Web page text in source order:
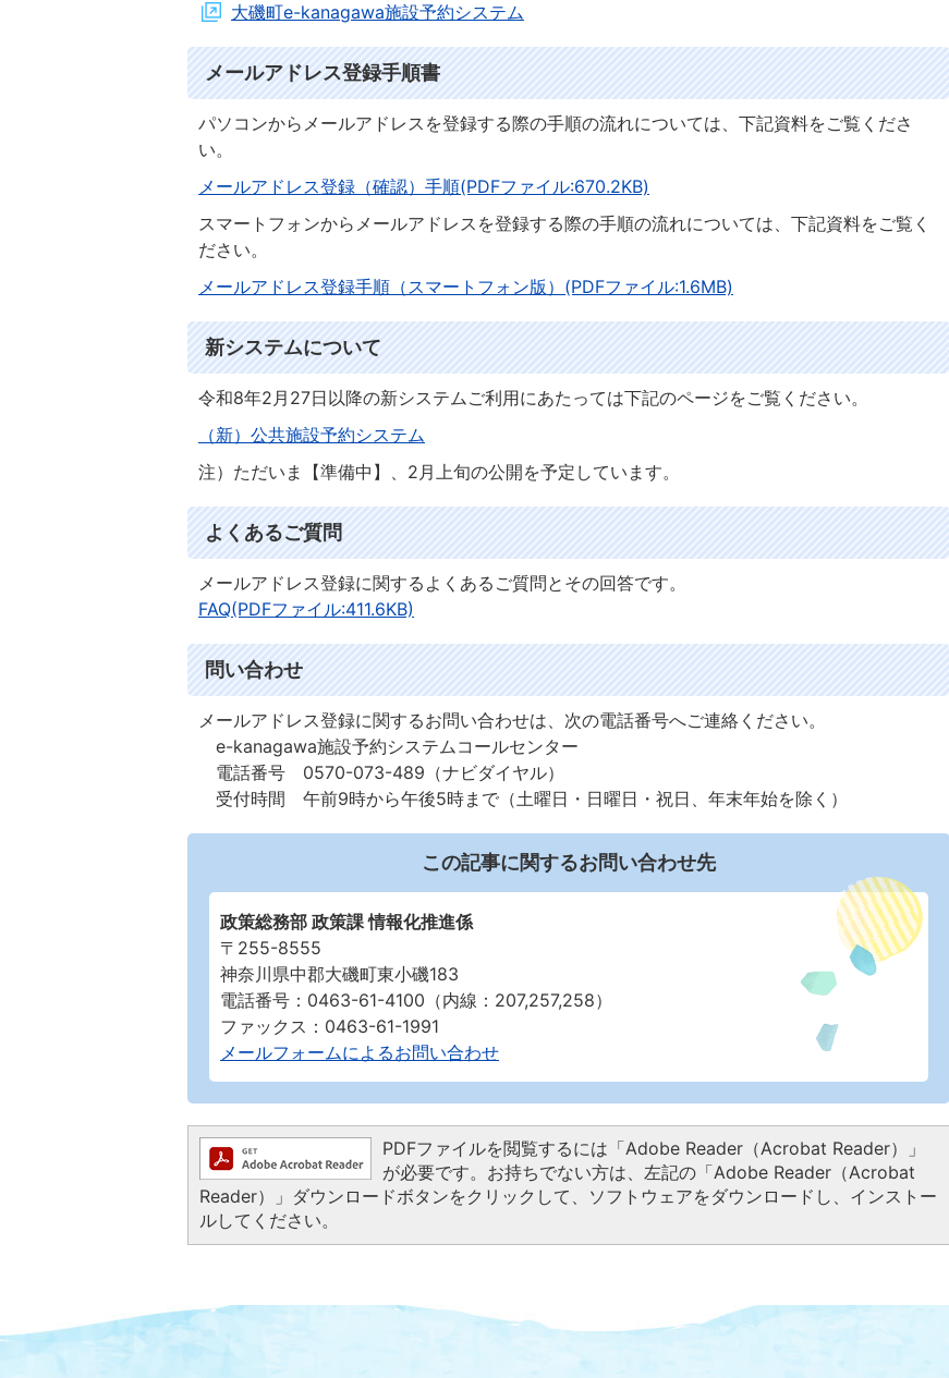
大磯町e-kanagawa施設予約システム
メールアドレス登録手順書
パソコンからメールアドレスを登録する際の手順の流れについては、下記資料をご覧くださ
い。
メールアドレス登録（確認）手順(PDFファイル:670.2KB)
スマートフォンからメールアドレスを登録する際の手順の流れについては、下記資料をご覧く
ださい。
メールアドレス登録手順（スマートフォン版）(PDFファイル:1.6MB)
新システムについて
令和8年2月27日以降の新システムご利用にあたっては下記のページをご覧ください。
（新）公共施設予約システム
注）ただいま【準備中】、2月上旬の公開を予定しています。
よくあるご質問
メールアドレス登録に関するよくあるご質問とその回答です。
FAQ(PDFファイル:411.6KB)
問い合わせ
メールアドレス登録に関するお問い合わせは、次の電話番号へご連絡ください。
e-kanagawa施設予約システムコールセンター
電話番号 0570-073-489（ナビダイヤル）
受付時間 午前9時から午後5時まで（土曜日・日曜日・祝日、年末年始を除く）
この記事に関するお問い合わせ先
政策総務部 政策課 情報化推進係
〒255-8555
神奈川県中郡大磯町東小磯183
電話番号：0463-61-4100（内線：207,257,258）
ファックス：0463-61-1991
メールフォームによるお問い合わせ
PDFファイルを閲覧するには「Adobe Reader（Acrobat Reader）」
が必要です。お持ちでない方は、左記の「Adobe Reader（Acrobat
Reader）」ダウンロードボタンをクリックして、ソフトウェアをダウンロードし、インストー
ルしてください。